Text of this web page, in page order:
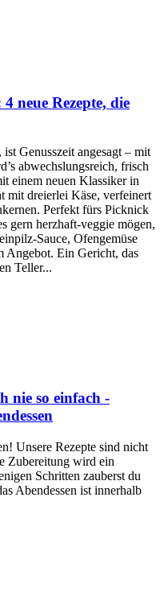
neue Rezepte, die
Genusszeit angesagt – mit
abwechslungsreich, frisch
einem neuen Klassiker in
mit dreierlei Käse, verfeinert
Perfekt fürs Picknick
gern herzhaft-veggie mögen,
Sauce, Ofengemüse
Angebot. Ein Gericht, das
Teller...
nie so einfach -
Unsere Rezepte sind nicht
Zubereitung wird ein
Schritten zauberst du
Abendessen ist innerhalb